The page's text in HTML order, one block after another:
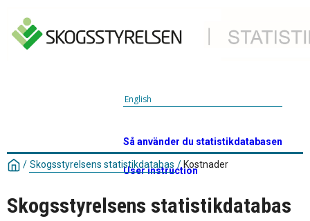
English
Så använder du statistikdatabasen
User instruction
/ Skogsstyrelsens statistikdatabas / Kostnader
Skogsstyrelsens statistikdatabas